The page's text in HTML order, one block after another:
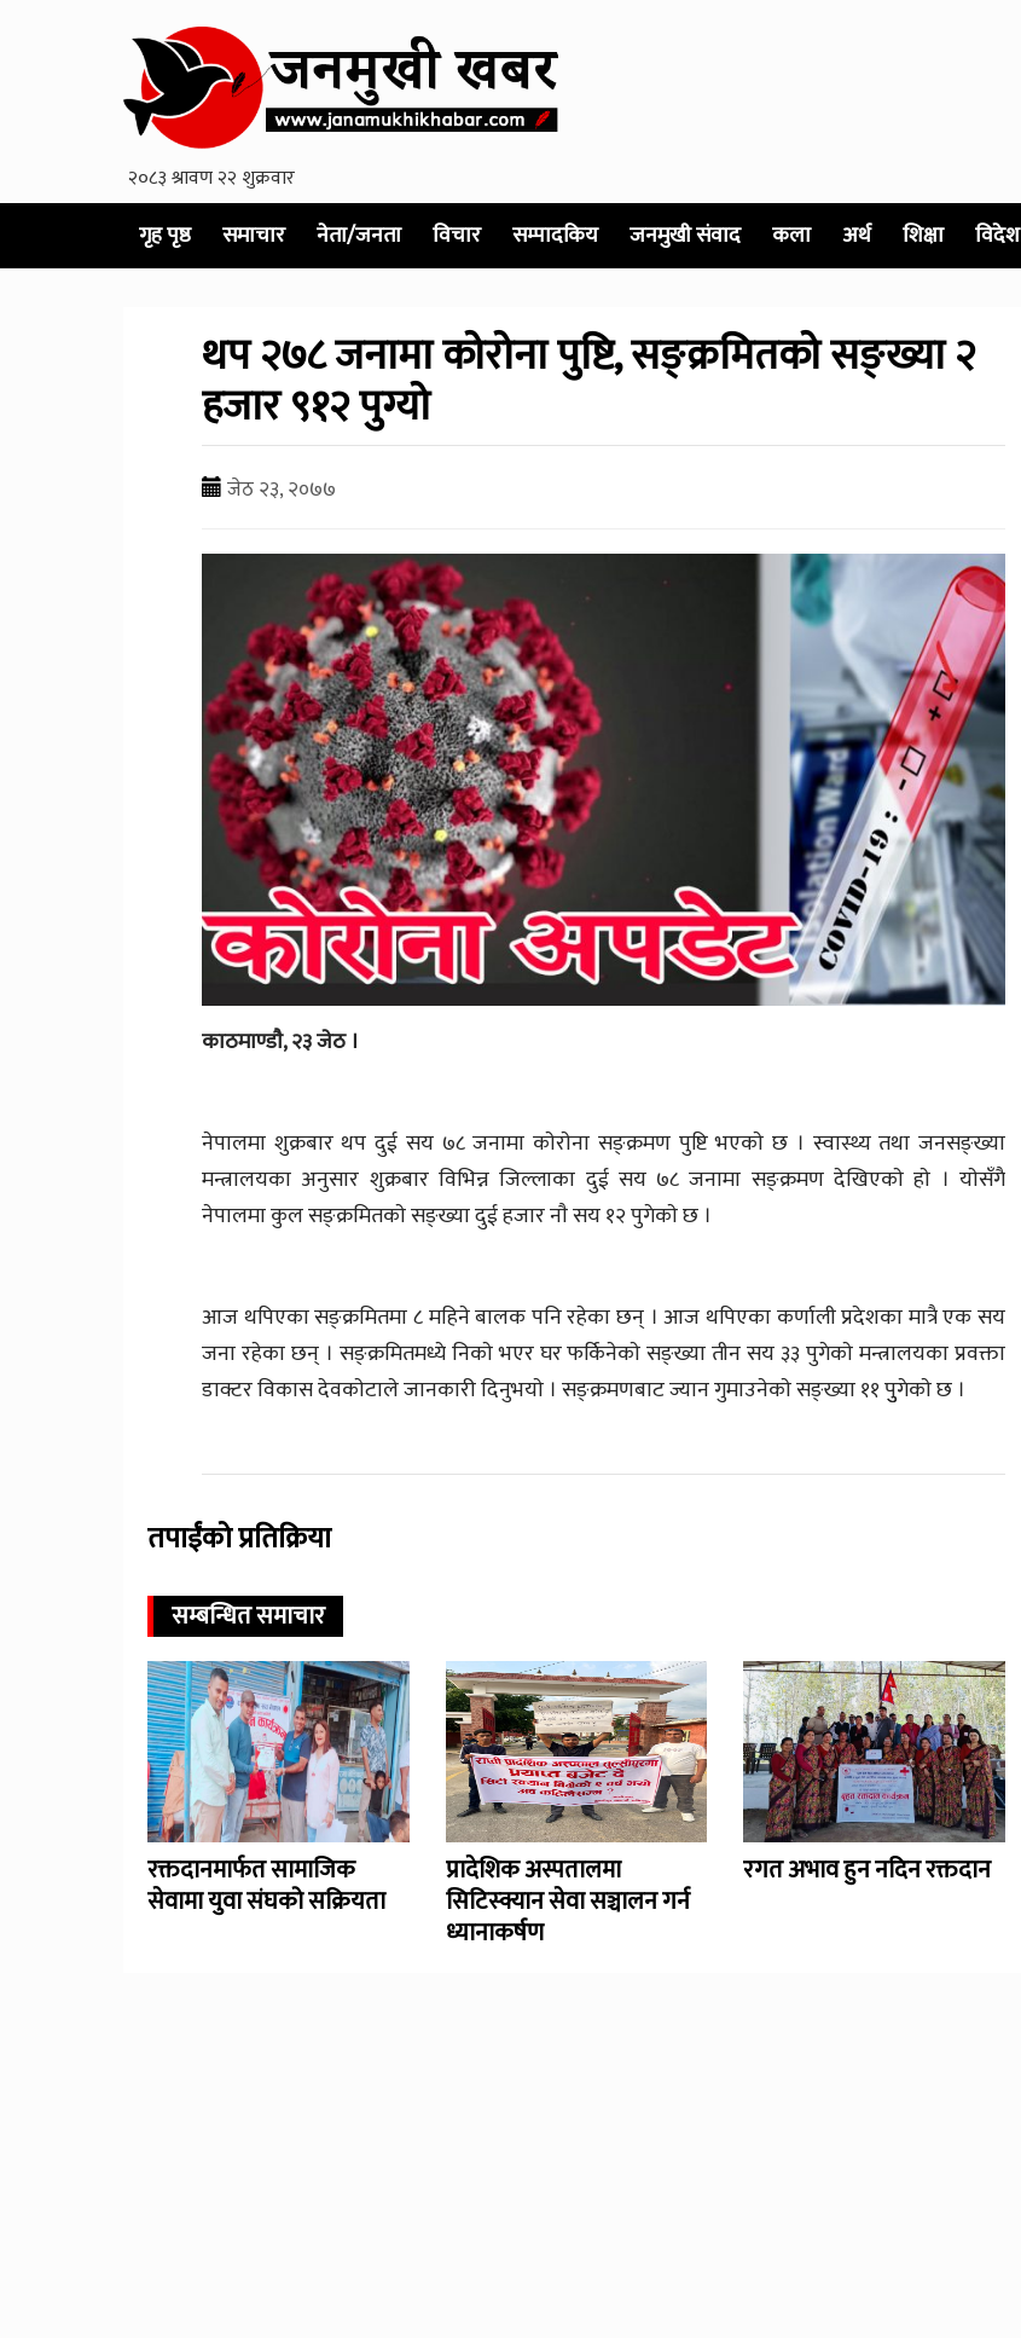
गृह पृष्ठ समाचार नेता/जनता विचार सम्पादकिय जनमुखी संवाद कला अर्थ शिक्षा विदेश
थप २७८ जनामा काेराेना पुष्टि, सङ्क्रमितकाे सङ्ख्या २
हजार ९१२ पुग्याे
जेठ २३, २०७७
काठमाण्डाै, २३ जेठ ।
नेपालमा शुक्रबार थप दुई सय ७८ जनामा काेराेना सङ्क्रमण पुष्टि भएकाे छ । स्वास्थ्य तथा जनसङ्ख्या
मन्त्रालयका अनुसार शुक्रबार विभिन्न जिल्लाका दुई सय ७८ जनामा सङ्क्रमण देखिएकाे हाे । याेसँगै
नेपालमा कुल सङ्क्रमितकाे सङ्ख्या दुई हजार नाै सय १२ पुगेकाे छ ।
आज थपिएका सङ्क्रमितमा ८ महिने बालक पनि रहेका छन् । आज थपिएका कर्णाली प्रदेशका मात्रै एक सय
जना रहेका छन् । सङ्क्रमितमध्ये निकाे भएर घर फर्किनेकाे सङ्ख्या तीन सय ३३ पुगेकाे मन्त्रालयका प्रवक्ता
डाक्टर विकास देवकाेटाले जानकारी दिनुभयाे । सङ्क्रमणबाट ज्यान गुमाउनेकाे सङ्ख्या ११ पुुगेकाे छ ।
तपाईंको प्रतिक्रिया
सम्बन्धित समाचार
रक्तदानमार्फत सामाजिक
सेवामा युवा संघको सक्रियता
प्रादेशिक अस्पतालमा
सिटिस्क्यान सेवा सञ्चालन गर्न
ध्यानाकर्षण
रगत अभाव हुन नदिन रक्तदान